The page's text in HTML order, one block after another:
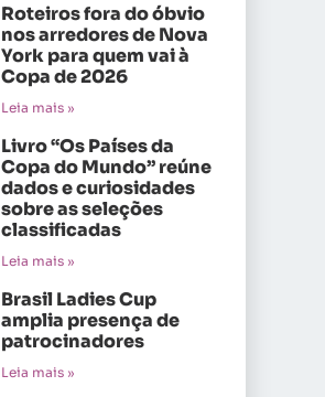
Roteiros fora do óbvio
nos arredores de Nova
York para quem vai à
Copa de 2026
Leia mais »
Livro “Os Países da
Copa do Mundo” reúne
dados e curiosidades
sobre as seleções
classificadas
Leia mais »
Brasil Ladies Cup
amplia presença de
patrocinadores
Leia mais »